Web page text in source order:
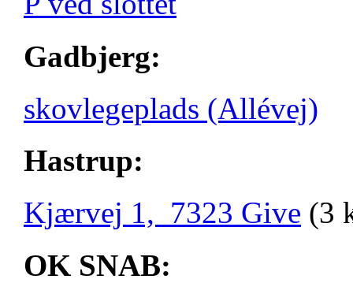
Gadbjerg:
skovlegeplads (Allévej)
Hastrup:
Kjærvej 1, 7323 Give (3
OK SNAB: